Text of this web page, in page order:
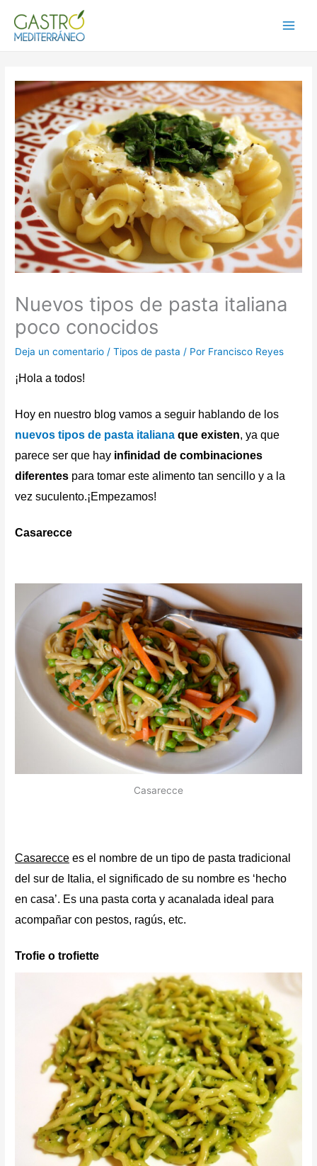
contenido
Nuevos tipos de pasta italiana
poco conocidos
Deja un comentario /Tipos de pasta / Por Francisco Reyes
¡Hola a todos!
Hoy en nuestro blog vamos a seguir hablando de los
nuevos tipos de pasta italiana que existen, ya que
parece ser que hay infinidad de combinaciones
diferentes para tomar este alimento tan sencillo y a la
vez suculento.¡Empezamos!
Casarecce
Casarecce
Casarecce es el nombre de un tipo de pasta tradicional
del sur de Italia, el significado de su nombre es ‘hecho
en casa’. Es una pasta corta y acanalada ideal para
acompañar con pestos, ragús, etc.
Trofie o trofiette